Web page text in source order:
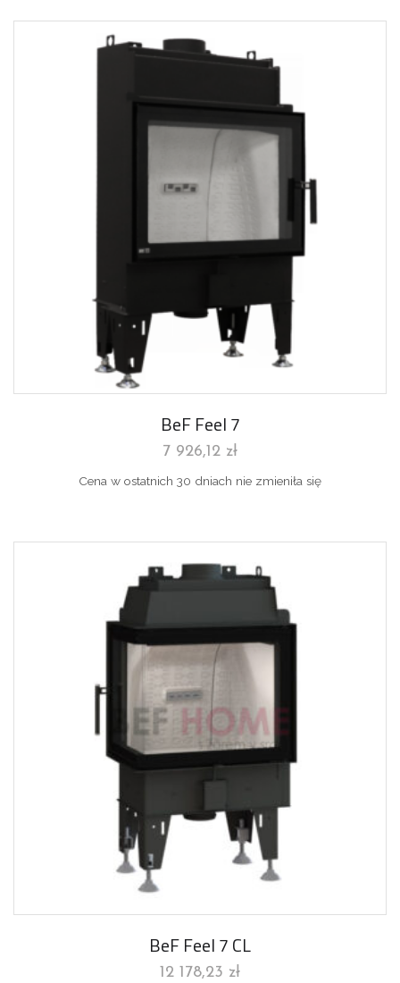
BeF Feel 7
7 926,12 zł
Cena w ostatnich 30 dniach nie zmieniła się
BeF Feel 7 CL
12 178,23 zł